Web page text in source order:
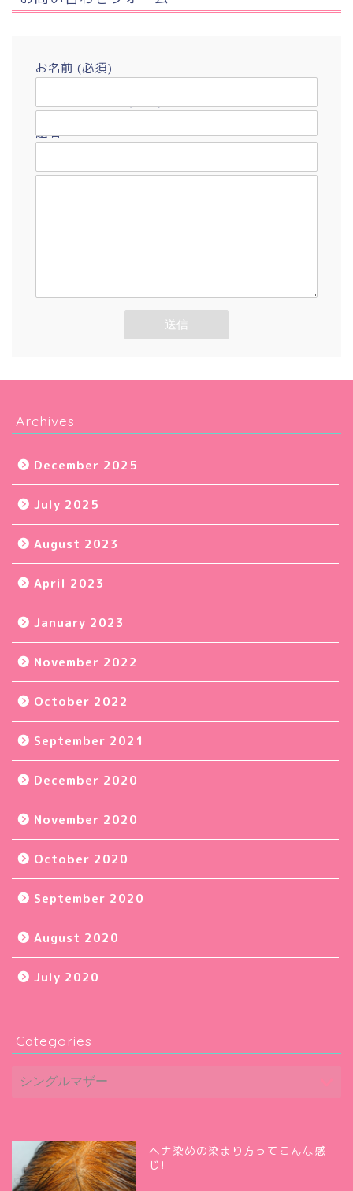
お名前 (必須)
題名
Archives
December 2025
July 2025
August 2023
April 2023
January 2023
November 2022
October 2022
September 2021
December 2020
November 2020
October 2020
September 2020
August 2020
July 2020
Categories
ヘナ染めの染まり方ってこんな感
じ!